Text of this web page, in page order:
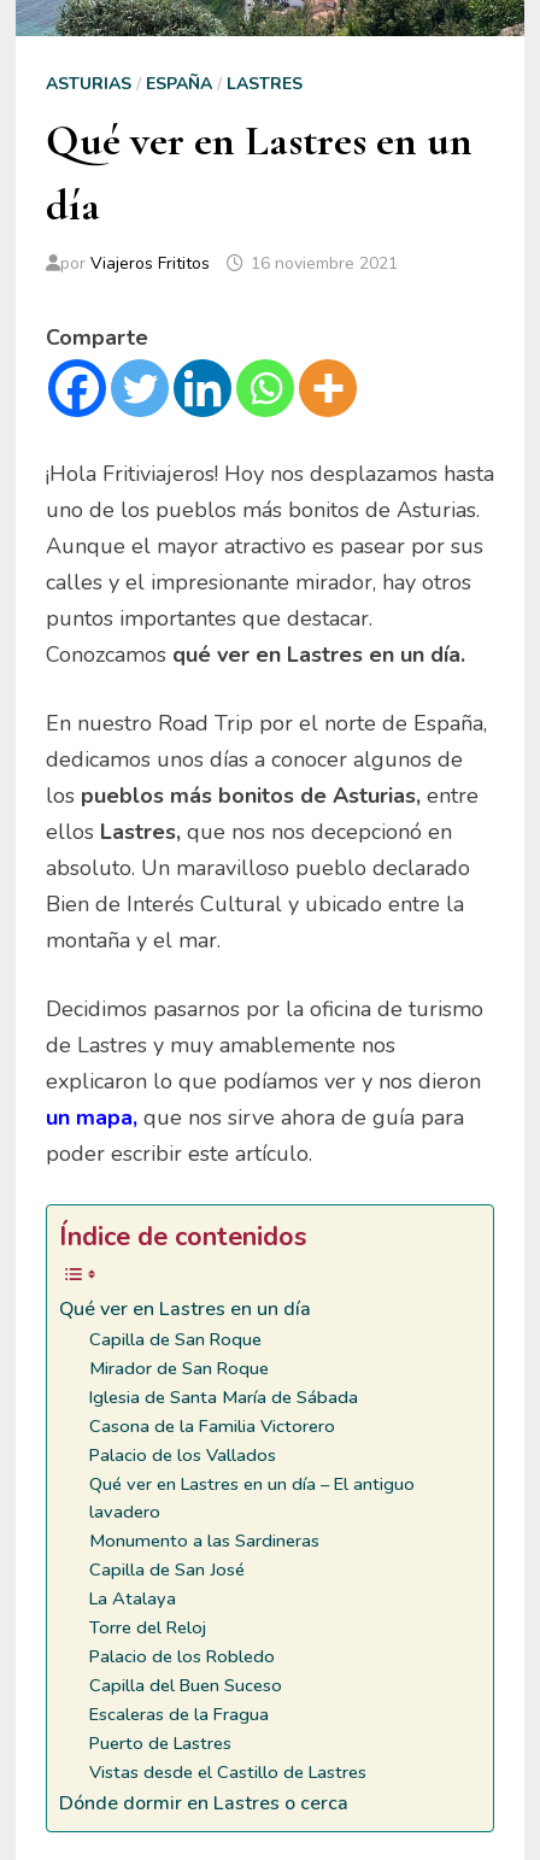
ASTURIAS/ ESPAÑA/ LASTRES
Qué ver en Lastres en un
día
por Viajeros Frititos 16 noviembre 2021
Comparte
¡Hola Fritiviajeros! Hoy nos desplazamos hasta
uno de los pueblos más bonitos de Asturias.
Aunque el mayor atractivo es pasear por sus
calles y el impresionante mirador, hay otros
puntos importantes que destacar.
Conozcamos qué ver en Lastres en un día.
En nuestro Road Trip por el norte de España,
dedicamos unos días a conocer algunos de
los pueblos más bonitos de Asturias,entre
ellos Lastres, que nos nos decepcionó en
absoluto. Un maravilloso pueblo declarado
Bien de Interés Cultural y ubicado entre la
montaña y el mar.
Decidimos pasarnos por la oficina de turismo
de Lastres y muy amablemente nos
explicaron lo que podíamos ver y nos dieron
un mapa, que nos sirve ahora de guía para
poder escribir este artículo.
Índice de contenidos
Qué ver en Lastres en un día
Capilla de San Roque
Mirador de San Roque
Iglesia de Santa María de Sábada
Casona de la Familia Victorero
Palacio de los Vallados
Qué ver en Lastres en un día – El antiguo
lavadero
Monumento a las Sardineras
Capilla de San José
La Atalaya
Torre del Reloj
Palacio de los Robledo
Capilla del Buen Suceso
Escaleras de la Fragua
Puerto de Lastres
Vistas desde el Castillo de Lastres
Dónde dormir en Lastres o cerca